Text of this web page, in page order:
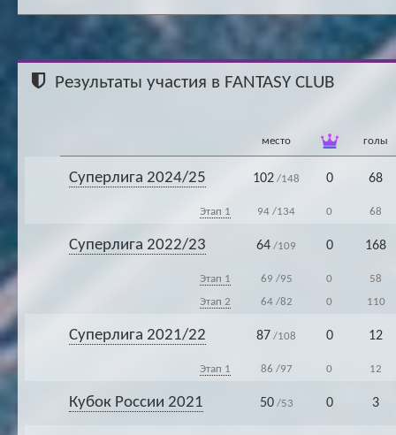
Результаты участия в FANTASY CLUB
место голы
Суперлига 2024/25 102 /148 0 68
Этап 1 94 /134 0 68
Суперлига 2022/23 64 /109 0 168
Этап 1 69 /95 0
58
Этап 2
64/82 0 110
Суперлига 2021/22 87 /108 0 12
Этап 1 86 /97 0 12
Кубок России 2021 50/53 0 3